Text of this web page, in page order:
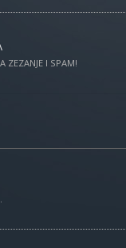
ZEZANJE I SPAM!